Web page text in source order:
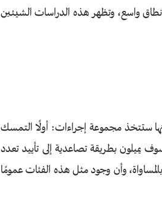
نطاق واسع، وتظهر هذه الدراسات الشيئين
ستتخذ مجموعة إجراءات: أولًا التمسك
يميلون بطريقة تصاعدية إلى تأييد تعدد
وأن وجود مثل هذه الفئات عمومًا